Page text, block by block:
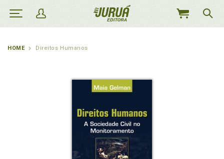
MEU
HOME Direitos Humanos